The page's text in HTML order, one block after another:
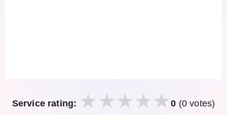
Service rating: 0 (0 votes)